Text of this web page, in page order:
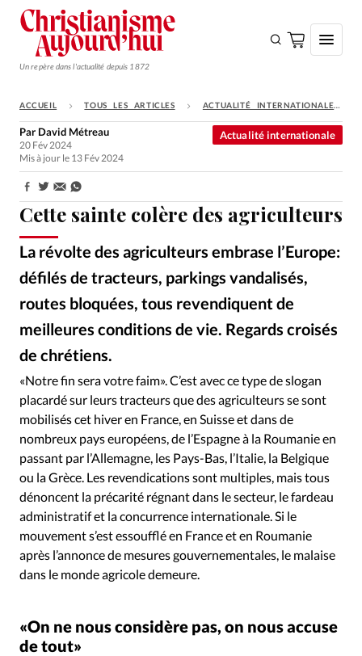
Un repère dans l'actualité depuis 1872
S'ABONNER
Monde
Opinions
Tous les articles
Emploi
Se connecter
Édition: Internationale
Devise:
CHF
RUBRIQUES
Tous les articles
Actualité chrétienne
Actualité internationale
Chronique
Culture
Dossier
Eglises Foi Génération réveil
Monde
Opinions
Publireportage
Relations Aujourd'hui
Société
Tour du monde des Eglises
Trait d'Ixène
Vécu
Vie Intérieure
ACCUEIL TOUS LES ARTICLES ACTUALITÉ INTERNATIONALE
Cette sainte colère des agriculteurs
La révolte des agriculteurs embrase l’Europe:
défilés de tracteurs, parkings vandalisés,
routes bloquées, tous revendiquent de
meilleures conditions de vie. Regards croisés
de chrétiens.
Actualité internationale
Par David Métreau
20 Fév 2024
Mis à jour le 13 Fév 2024
Partager:
«Notre fin sera votre faim». C’est avec ce type de slogan
placardé sur leurs tracteurs que des agriculteurs se sont
mobilisés cet hiver en France, en Suisse et dans de
nombreux pays européens, de l’Espagne à la Roumanie en
passant par l’Allemagne, les Pays-Bas, l’Italie, la Belgique
ou la Grèce. Les revendications sont multiples, mais tous
dénoncent la précarité régnant dans le secteur, le fardeau
administratif et la concurrence internationale. Si le
mouvement s’est essoufflé en France et en Roumanie
après l’annonce de mesures gouvernementales, le malaise
dans le monde agricole demeure.
«On ne nous considère pas, on nous accuse
de tout»